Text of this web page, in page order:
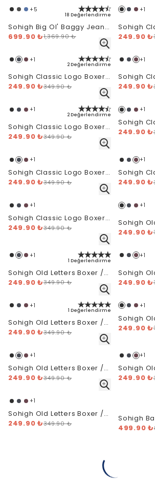
+ 5
18 Değerlendirme
Sohigh Big Ol' Baggy Jeans
- Blue Tint
699.90 ₺1,369.90 ₺
+1
Sohigh
WB -
249.90 ₺
+1
2 Değerlendirme
Sohigh Classic Logo Boxer /
WB - Lacivert
249.90 ₺349.90 ₺
+1
Sohigh
WB -
249.90 ₺
+1
2 Değerlendirme
Sohigh Classic Logo Boxer /
WB - Beyaz
249.90 ₺349.90 ₺
+1
Sohigh
BB - Siyah
249.90 ₺
+1
Sohigh Classic Logo Boxer /
BB - Lacivert
249.90 ₺349.90 ₺
+1
Sohigh
BB -
249.90 ₺
+1
Sohigh Classic Logo Boxer /
BB - Beyaz
249.90 ₺349.90 ₺
+1
Sohigh
WB -
249.90 ₺
+1
1 Değerlendirme
Sohigh Old Letters Boxer /
WB - Lacivert
249.90 ₺349.90 ₺
+1
Sohigh
WB -
249.90 ₺
+1
1 Değerlendirme
Sohigh Old Letters Boxer /
WB - Beyaz
249.90 ₺349.90 ₺
+1
Sohigh
BB - Siyah
249.90 ₺
+1
Sohigh Old Letters Boxer /
BB - Lacivert
249.90 ₺349.90 ₺
+1
Sohigh
BB -
249.90 ₺
+1
Sohigh Old Letters Boxer /
BB - Beyaz
249.90 ₺349.90 ₺
Sohigh
Jeans -
499.90 ₺